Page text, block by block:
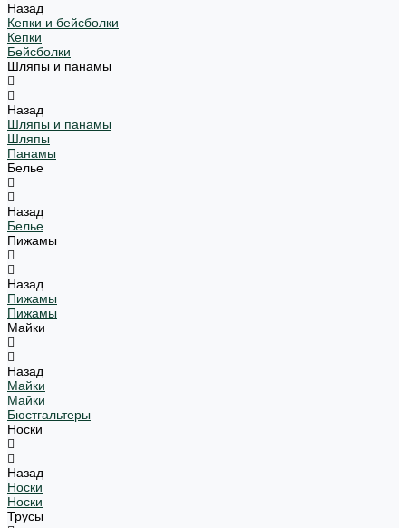
Назад
Кепки и бейсболки
Кепки
Бейсболки
Шляпы и панамы
Назад
Шляпы и панамы
Шляпы
Панамы
Белье
Назад
Белье
Пижамы
Назад
Пижамы
Пижамы
Майки
Назад
Майки
Майки
Бюстгальтеры
Носки
Назад
Носки
Носки
Трусы